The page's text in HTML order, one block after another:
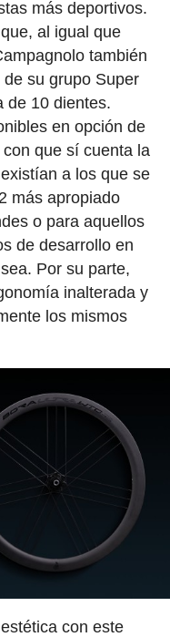
más deportivos.
al igual que
también
su grupo Super
de 10 dientes.
en opción de
que sí cuenta la
a los que se
más apropiado
o para aquellos
de desarrollo en
Por su parte,
inalterada y
los mismos
con este